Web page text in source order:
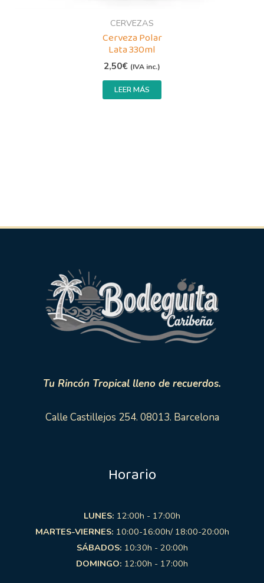
CERVEZAS
Cerveza Polar
Lata 330ml
2,50€ (IVA inc.)
LEER MÁS
Tu Rincón Tropical lleno de recuerdos.
Calle Castillejos 254. 08013. Barcelona
Horario
LUNES: 12:00h - 17:00h
MARTES-VIERNES: 10:00-16:00h/ 18:00-20:00h
SÁBADOS: 10:30h - 20:00h
DOMINGO: 12:00h - 17:00h